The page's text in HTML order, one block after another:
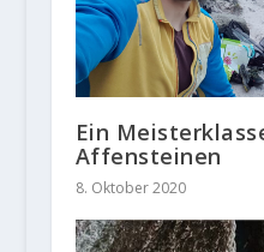
Ein
Affensteinen
8. Oktober 2020